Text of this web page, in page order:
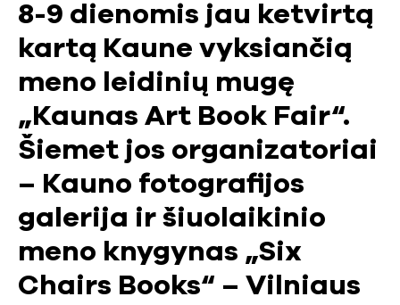
8-9 dienomis jau ketvirtą
kartą Kaune vyksiančią
meno leidinių mugę
„Kaunas Art Book Fair“.
Šiemet jos organizatoriai
– Kauno fotografijos
galerija ir šiuolaikinio
meno knygynas „Six
Chairs Books“ – Vilniaus